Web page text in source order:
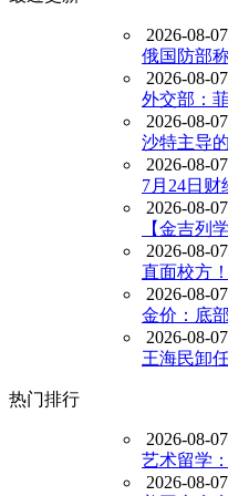
2026-08-
俄国防部
2026-08-
外交部：
2026-08-
沙特主导
2026-08-
7月24日
2026-08-
【金吉列
2026-08-
直面校方
2026-08-
金价：底
2026-08-
王海民卸
热门排行
2026-08-
艺术留学
2026-08-